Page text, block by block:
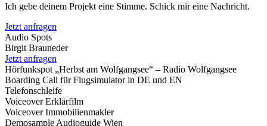
Ich gebe deinem Projekt eine Stimme. Schick mir eine Nachricht.
Jetzt anfragen
Audio Spots
Birgit Brauneder
Jetzt anfragen
Hörfunkspot „Herbst am Wolfgangsee“ – Radio Wolfgangsee
Boarding Call für Flugsimulator in DE und EN
Telefonschleife
Voiceover Erklärfilm
Voiceover Immobilienmakler
Demosample Audioguide Wien